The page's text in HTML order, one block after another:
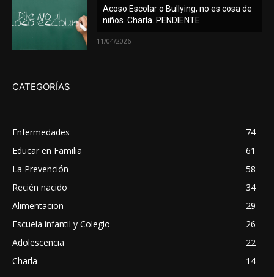
Acoso Escolar o Bullying, no es cosa de
niños. Charla. PENDIENTE
11/04/2026
CATEGORÍAS
Enfermedades
74
Educar en Familia
61
La Prevención
58
Recién nacido
34
Alimentacion
29
Escuela infantil y Colegio
26
Adolescencia
22
Charla
14